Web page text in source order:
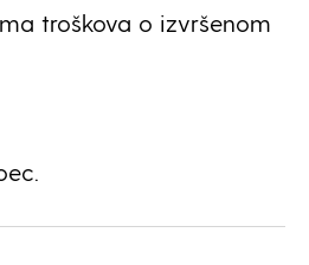
troškova o izvršenom